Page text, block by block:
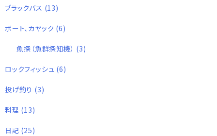
ブラックバス (13)
ボート、カヤック (6)
魚探（魚群探知機） (3)
ロックフィッシュ (6)
投げ釣り (3)
料理 (13)
日記 (25)